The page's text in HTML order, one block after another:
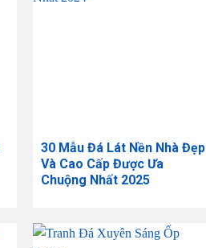
30 Mẫu Đá Lát Nền Nhà Đẹp
Và Cao Cấp Được Ưa
Chuộng Nhất 2025